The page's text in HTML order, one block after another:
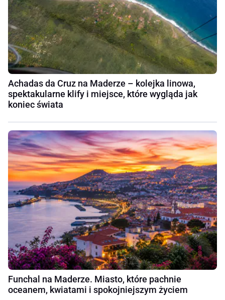
Achadas da Cruz na Maderze – kolejka linowa,
spektakularne klify i miejsce, które wygląda jak
koniec świata
Funchal na Maderze. Miasto, które pachnie
oceanem, kwiatami i spokojniejszym życiem